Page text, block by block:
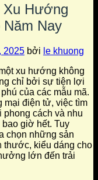
Xu Hướng
Nay
2025 bởi le khuong
xu hướng không
chỉ bởi sự tiện lợi
của các mẫu mã.
mại điện tử, việc tìm
cách và nhu
giờ hết. Tuy
chọn những sản
thước, kiểu dáng cho
lớn đến trải